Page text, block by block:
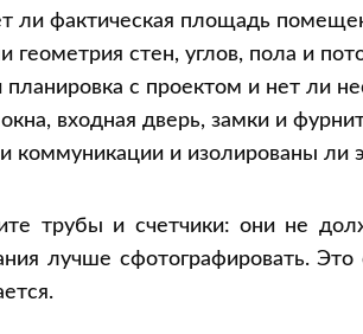
ли фактическая площадь
геометрия стен, углов, пола и
планировка с проектом и нет ли
входная дверь, замки и
коммуникации и изолированы ли
трубы и счетчики: они не
лучше сфотографировать.